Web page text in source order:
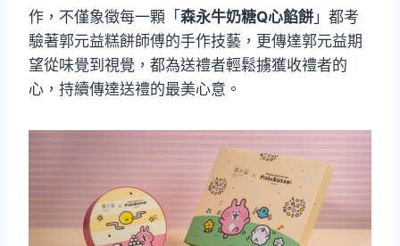
作，不僅象徵每一顆「森永牛奶糖Q心餡餅 」都考
驗著郭元益糕餅師傅的手作技藝，更傳達郭元益期
望從味覺到視覺，都為送禮者輕鬆擄獲收禮者的
心，持續傳達送禮的最美心意。